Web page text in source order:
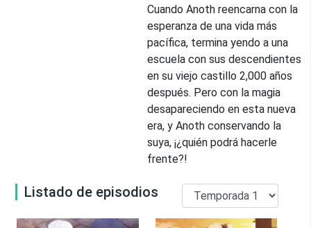
Cuando Anoth reencarna con la
esperanza de una vida más
pacífica, termina yendo a una
escuela con sus descendientes
en su viejo castillo 2,000 años
después. Pero con la magia
desapareciendo en esta nueva
era, y Anoth conservando la
suya, ¡¿quién podrá hacerle
frente?!
Listado de episodios